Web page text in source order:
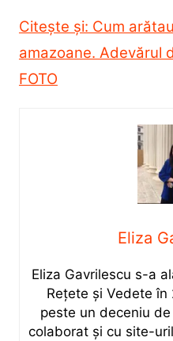
Citește și: Cum
amazoane. Adevărul
FOTO
Eliza
Eliza Gavrilescu s-a
Rețete şi Vedete
peste un deceniu
colaborat și cu site-